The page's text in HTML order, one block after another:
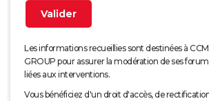
Les informations recueillies sont destinées à
GROUP pour assurer la modération de ses
liées aux interventions.
Vous bénéficiez d'un droit d'accès, de